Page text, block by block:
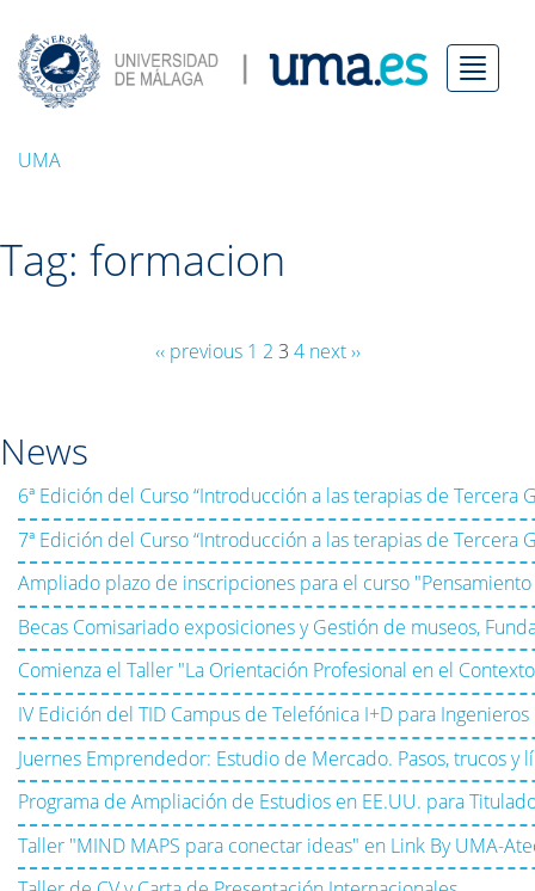
Menú
UMA
Tag: formacion
‹‹ previous 1 2 3 4 next ››
News
6ª Edición del Curso “Introducción a las terapias de Tercera
7ª Edición del Curso “Introducción a las terapias de Tercera
Ampliado plazo de inscripciones para el curso
Becas Comisariado exposiciones y Gestión de museos,
Comienza el Taller "La Orientación Profesional en el
IV Edición del TID Campus de Telefónica I+D para
Juernes Emprendedor: Estudio de Mercado. Pasos, trucos y
Programa de Ampliación de Estudios en EE.UU. para
Taller "MIND MAPS para conectar ideas" en Link By UMA-